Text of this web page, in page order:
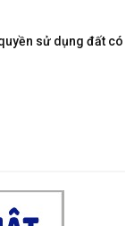
sử dụng đất có